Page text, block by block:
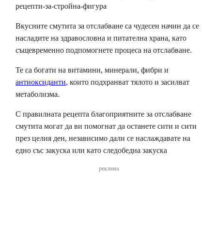
Вкусните смутита за отслабване са чудесен начин да се
насладите на здравословна и питателна храна, като
същевременно подпомогнете процеса на отслабване.
Те са богати на витамини, минерали, фибри и
антиоксиданти, които подхранват тялото и засилват
метаболизма.
С правилната рецепта благоприятните за отслабване
смутита могат да ви помогнат да останете сити и сити
през целия ден, независимо дали се наслаждавате на
едно със закуска или като следобедна закуска
реклама